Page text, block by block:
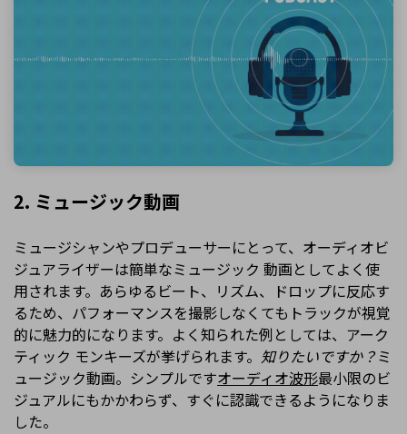
2. ミュージック動画
ミュージシャンやプロデューサーにとって、オーディオビ
ジュアライザーは簡単なミュージック 動画としてよく使
用されます。あらゆるビート、リズム、ドロップに反応す
るため、パフォーマンスを撮影しなくてもトラックが視覚
的に魅力的になります。よく知られた例としては、アーク
ティック モンキーズが挙げられます。 知りたいですか？ミ
ュージック動画。シンプルですオーディオ波形最小限のビ
ジュアルにもかかわらず、すぐに認識できるようになりま
した。